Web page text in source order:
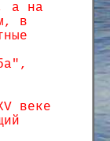
а на
в
веке